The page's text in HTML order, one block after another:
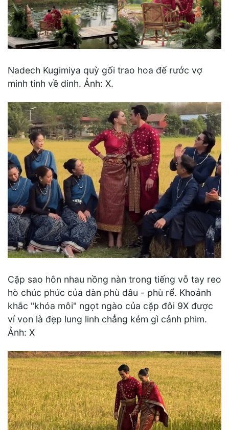
Nadech Kugimiya quỳ gối trao hoa để rước vợ
minh tinh về dinh. Ảnh: X.
Cặp sao hôn nhau nồng nàn trong tiếng vỗ tay reo
hò chúc phúc của dàn phù dâu - phù rể. Khoảnh
khắc "khóa môi" ngọt ngào của cặp đôi 9X được
ví von là đẹp lung linh chẳng kém gì cảnh phim.
Ảnh: X